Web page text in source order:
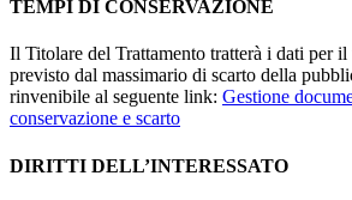
TEMPI DI CONSERVAZIONE
Il Titolare del Trattamento tratterà i dati per
previsto dal massimario di scarto della
rinvenibile al seguente link: Gestione
conservazione e scarto
DIRITTI DELL’INTERESSATO